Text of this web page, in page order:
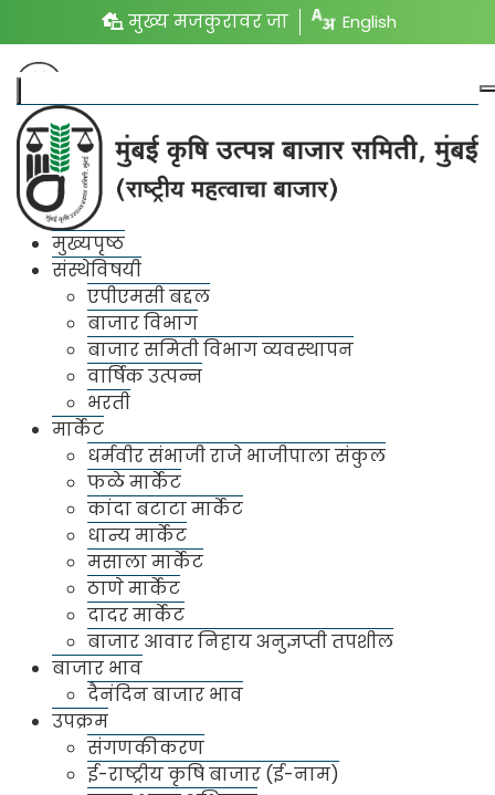
English
मुख्य मजकुरावर जा
मुख्यपृष्ठ
संस्थेविषयी
एपीएमसी बद्दल
बाजार विभाग
बाजार समिती विभाग व्यवस्थापन
वार्षिक उत्पन्न
भरती
मार्केट
धर्मवीर संभाजी राजे भाजीपाला संकुल
फळे मार्केट
कांदा बटाटा मार्केट
धान्य मार्केट
मसाला मार्केट
ठाणे मार्केट
दादर मार्केट
बाजार आवार निहाय अनुज्ञप्ती तपशील
बाजार भाव
दैनंदिन बाजार भाव
उपक्रम
संगणकीकरण
ई-राष्ट्रीय कृषि बाजार (ई-नाम)
संपर्क तपशील
मुंबई कृषि उत्पन्न
बाजार समिती,
मुंबई (राष्ट्रीय
मुख्य कार्यालय,
प्रशासकीय इमारत,
सेक्टर 18 , वाशी , नवी
मुंबई. ४००७०३
०२२-२७८८८४१४/२७८८१४००
mapmc123@gmail.com
संस्थेविषयी
एपीएमसी बद्दल